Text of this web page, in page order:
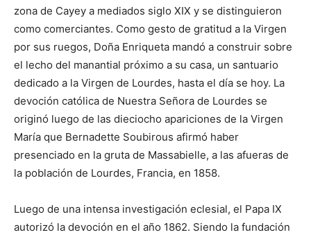
zona de Cayey a mediados siglo XIX y se distinguieron
como comerciantes. Como gesto de gratitud a la Virgen
por sus ruegos, Doña Enriqueta mandó a construir sobre
el lecho del manantial próximo a su casa, un santuario
dedicado a la Virgen de Lourdes, hasta el día se hoy. La
devoción católica de Nuestra Señora de Lourdes se
originó luego de las dieciocho apariciones de la Virgen
María que Bernadette Soubirous afirmó haber
presenciado en la gruta de Massabielle, a las afueras de
la población de Lourdes, Francia, en 1858.
Luego de una intensa investigación eclesial, el Papa IX
autorizó la devoción en el año 1862. Siendo la fundación